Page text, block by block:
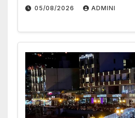
05/08/2026 ADMINI